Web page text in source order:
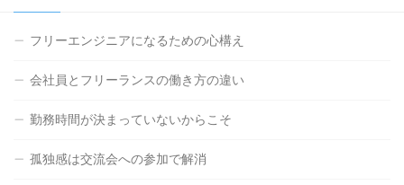
フリーエンジニアになるための心構え
会社員とフリーランスの働き方の違い
勤務時間が決まっていないからこそ
孤独感は交流会への参加で解消